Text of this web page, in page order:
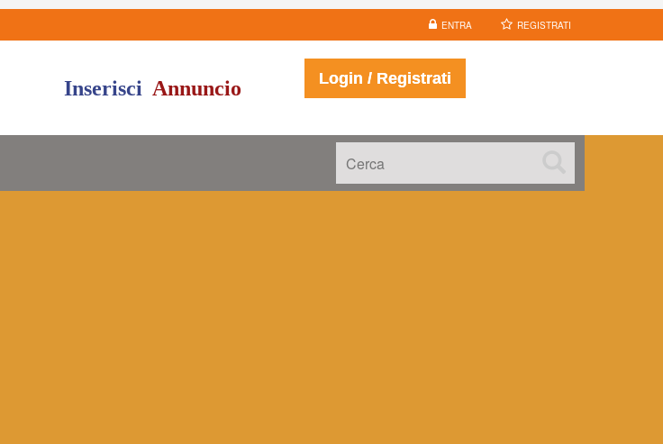
ENTRA REGISTRATI
Inserisci Annuncio Login / Registrati